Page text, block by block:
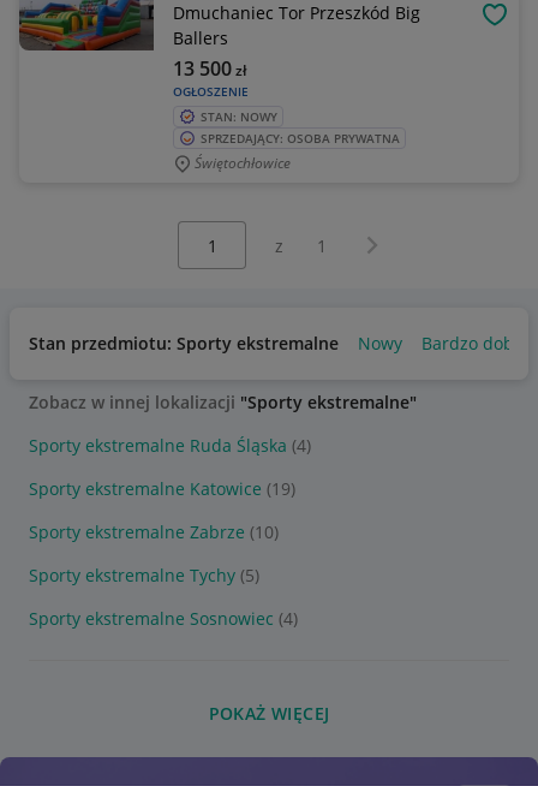
Dmuchaniec Tor Przeszkód Big
Ballers
OGŁOSZENIE
13 500zł
STAN: NOWY
SPRZEDAJĄCY: OSOBA PRYWATNA
Świętochłowice
z 1 Następna strona
Stan przedmiotu: Sporty ekstremalne Nowy Bardzo dobry
Zobacz w innej lokalizacji "Sporty ekstremalne"
Sporty ekstremalne Ruda Śląska (4)
Sporty ekstremalne Katowice (19)
Sporty ekstremalne Zabrze (10)
Sporty ekstremalne Tychy (5)
Sporty ekstremalne Sosnowiec (4)
POKAŻ WIĘCEJ